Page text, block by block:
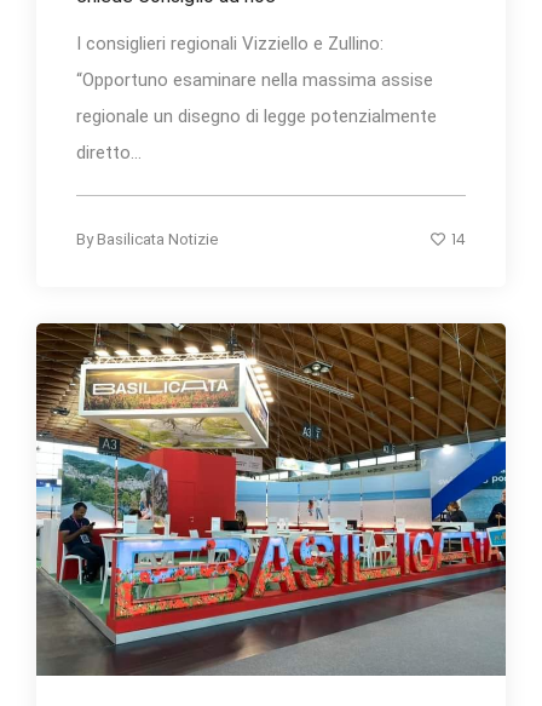
I consiglieri regionali Vizziello e Zullino:
“Opportuno esaminare nella massima assise
regionale un disegno di legge potenzialmente
diretto...
By Basilicata Notizie 14